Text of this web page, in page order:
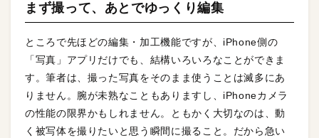
まず撮って、あとでゆっくり編集
ところで先ほどの編集・加工機能ですが、iPhone側の
「写真」アプリだけでも、結構いろいろなことができま
す。筆者は、撮った写真をそのまま使うことは滅多にあ
りません。腕が未熟なこともありますし、iPhoneカメラ
の性能の限界かもしれません。ともかく大切なのは、動
く被写体を撮りたいと思う瞬間に撮ること。だから急い